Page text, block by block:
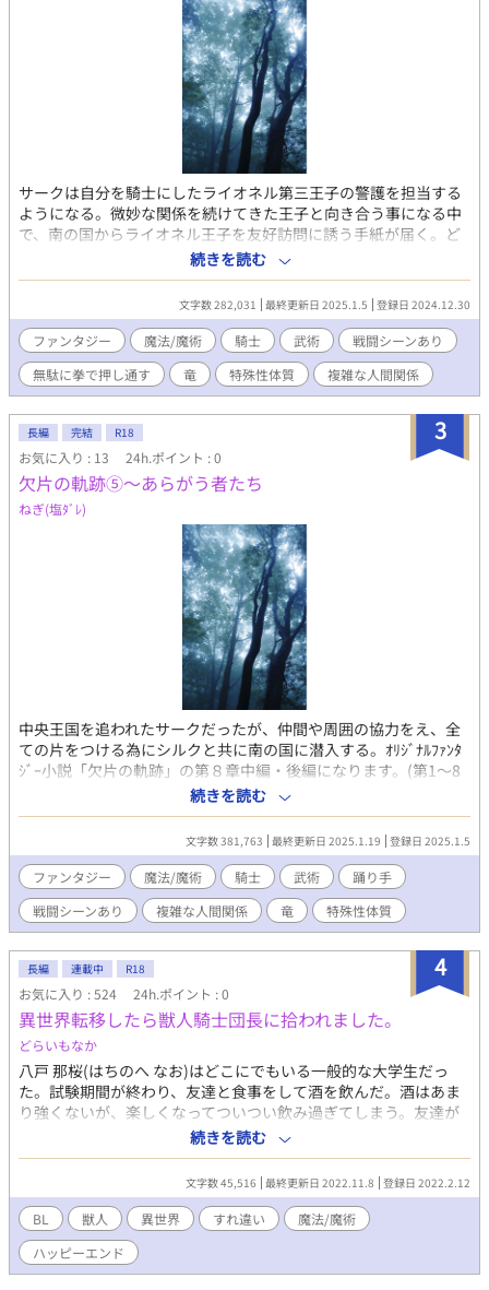
サークは自分を騎士にしたライオネル第三王子の警護を担当する
ようになる。微妙な関係を続けてきた王子と向き合う事になる中
で、南の国からライオネル王子を友好訪問に誘う手紙が届く。ど
うやら南の国の王太子はライオネル王子に情熱を注いでいるよう
で…。 ｵﾘｼﾞﾅﾙBLﾌｧﾝﾀｼﾞｰ小説「欠片の軌跡」の第７〜８章前編ま
でになります。(第1〜6章は「欠片の軌跡➀、➁、➂」となってい
ます。「欠片の軌跡」は不感症の魔術兵サークが騎士となり王子
の警護部隊に所属した事をきっかけになんやかんや色々あって
色々巻き込まれて色々ある中で性欲が取り戻せるのかみたいな、
ただのｴﾛありBLﾌｧﾝﾀｼﾞｰ小説です。(比較的真面目な話です)ちなみ
に☆ﾏｰｸはそういう事です。※この小説は個人が趣味で書いている
物です。内容や展開が読む方のご趣味に合わない事もございま
す。ご了承頂けますと幸いです。) ※BL/R-18作品(特殊嗜好作品)
となりますので無関係の不特定多数の方の目にとまる様な外部へ
のリンク付け等お止め下さい。ご配慮頂けますと幸いです。
(LGBTQとBL/R-18作品を好む好まないは異なる事項となりますの
でご理解頂けますと幸いです。) 【「欠片の軌跡」2021年春に
pixivにて執筆開始】 【転載禁止】【無許可ﾀﾞｳﾝﾛｰﾄﾞ禁止】
続きを読む
文字数 282,031 最終更新日 2025.1.5 登録日 2024.12.30
ファンタジー 魔法/魔術 騎士 武術
戦闘シーンあり
無駄に拳で押し通す
竜 特殊性体質 複雑な人間関係
3
長編 完結 R18
お気に入り : 13 24h.ポイント : 0
欠片の軌跡⑤〜あらがう者たち
ねぎ(塩ﾀﾞﾚ)
中央王国を追われたサークだったが、仲間や周囲の協力をえ、全
ての片をつける為にシルクと共に南の国に潜入する。ｵﾘｼﾞﾅﾙﾌｧﾝﾀ
ｼﾞｰ小説「欠片の軌跡」の第８章中編・後編になります。(第1〜8
章前編は「欠片の軌跡➀、➁、➂、➃」となっています。「欠片
の軌跡」は不感症の魔術兵サークが騎士となり王子の警護部隊に
所属した事をきっかけになんやかんや色々あって色々巻き込まれ
て色々ある中で性欲が取り戻せるのかみたいな、ただのｴﾛありﾌｧﾝ
ﾀｼﾞｰ小説です。(比較的真面目な話です)ちなみに☆ﾏｰｸはそういう
事です。※この小説は個人が趣味で書いている物です。内容や展
開が読む方のご趣味に合わない事もございます。ご了承頂けます
と幸いです。) ※BL/R-18作品(特殊嗜好作品)となりますので無関
係の不特定多数の方の目にとまる様な外部へのリンク付け等お止
め下さい。ご配慮頂けますと幸いです。(LGBTQとBL/R-18作品を
好む好まないは異なる事項となりますのでご理解頂けますと幸い
です。) 【「欠片の軌跡」2021年春にpixivにて執筆開始】 【転載
禁止】【無許可ﾀﾞｳﾝﾛｰﾄﾞ禁止】
続きを読む
文字数 381,763 最終更新日 2025.1.19 登録日 2025.1.5
ファンタジー 魔法/魔術 騎士 武術
踊り手
戦闘シーンあり
複雑な人間関係 竜 特殊性体質
4
長編 連載中 R18
お気に入り : 524 24h.ポイント : 0
異世界転移したら獣人騎士団長に拾われました。
どらいもなか
八戸 那桜(はちのへ なお)はどこにでもいる一般的な大学生だっ
た。試験期間が終わり、友達と食事をして酒を飲んだ。酒はあま
り強くないが、楽しくなってついつい飲み過ぎてしまう。友達が
心配するも「大丈夫だから」と、フラフラしながら自分の足で自
宅へ向かった。しかし、自宅アパートへ着くまえに倒れそのまま
意識を手離した。 目を覚ますとそこは人間が滅び、獣人が住む世
界だった。 (綺麗な白い虎が喋ってるし、服着てるし、二足歩行だ
し！) がんばり屋さんで鈍感な主人公が、騎士団長に大切にされる
物語。 獣人×人間の話です。 ハッピーエンド目指します。 背後注
意の回には * 付けます。 タイトルちょこっと変えました
(2022/2/14)。
続きを読む
文字数 45,516 最終更新日 2022.11.8 登録日 2022.2.12
BL 獣人 異世界 すれ違い
魔法/魔術
ハッピーエンド